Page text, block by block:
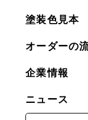
塗装色見本
オーダーの
企業情報
ニュース